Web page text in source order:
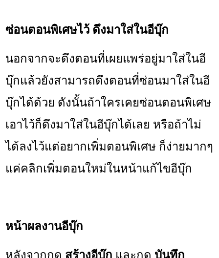
ซ่อนตอนพิเศษไว้ ดึงมาใส่ในอีบุ๊ก
นอกจากจะดึงตอนที่เผยแพร่อยู่มาใส่ในอี
บุ๊กแล้วยังสามารถดึงตอนที่ซ่อนมาใส่ในอี
บุ๊กได้ด้วย ดังนั้นถ้าใครเคยซ่อนตอนพิเศษ
เอาไว้ก็ดึงมาใส่ในอีบุ๊กได้เลย หรือถ้าไม่
ได้ลงไว้แต่อยากเพิ่มตอนพิเศษ ก็ง่ายมากๆ
แค่คลิกเพิ่มตอนใหม่ในหน้าแก้ไขอีบุ๊ก
หน้าผลงานอีบุ๊ก
หลังจากกด สร้างอีบุ๊ก และกด บันทึก